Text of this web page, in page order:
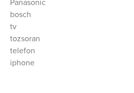
Panasonic
bosch
tv
tozsoran
telefon
iphone